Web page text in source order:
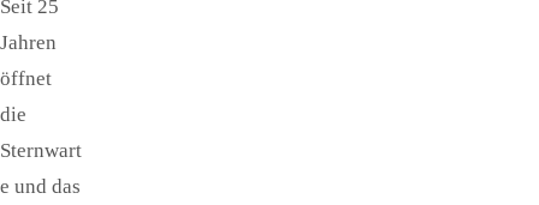
Seit 25
Jahren
öffnet
die
Sternwart
e und das